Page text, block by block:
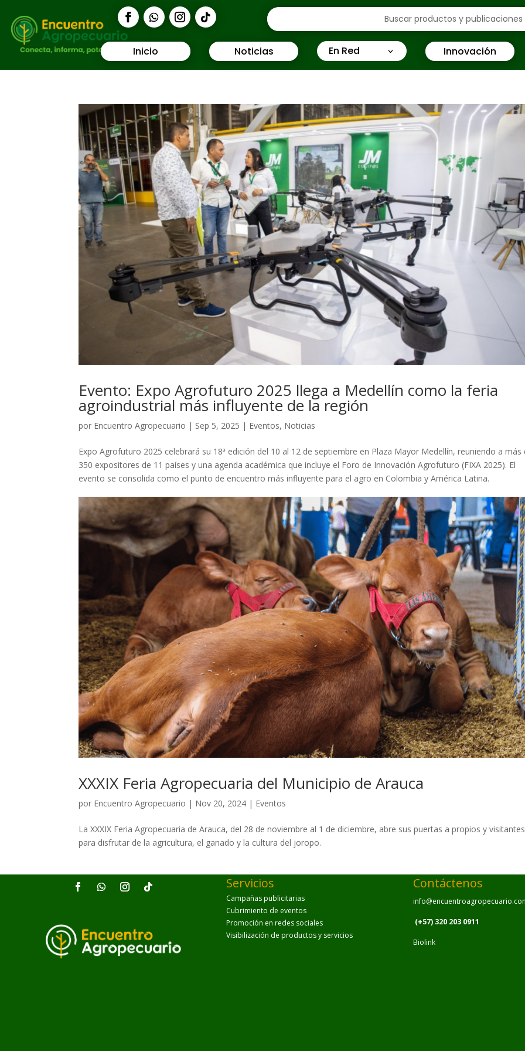
Inicio Noticias En Red Innovación
Evento: Expo Agrofuturo 2025 llega a Medellín como la feria
agroindustrial más influyente de la región
por Encuentro Agropecuario | Sep 5, 2025 | Eventos, Noticias
Expo Agrofuturo 2025 celebrará su 18ª edición del 10 al 12 de septiembre en Plaza Mayor Medellín, reuniendo a más
350 expositores de 11 países y una agenda académica que incluye el Foro de Innovación Agrofuturo (FIXA 2025). El
evento se consolida como el punto de encuentro más influyente para el agro en Colombia y América Latina.
XXXIX Feria Agropecuaria del Municipio de Arauca
por Encuentro Agropecuario | Nov 20, 2024 | Eventos
La XXXIX Feria Agropecuaria de Arauca, del 28 de noviembre al 1 de diciembre, abre sus puertas a propios y visitantes
para disfrutar de la agricultura, el ganado y la cultura del joropo.
Servicios
Campañas publicitarias
Cubrimiento de eventos
Promoción en redes sociales
Visibilización de productos y servicios
Contáctenos
(+57) 320 203 0911
Biolink